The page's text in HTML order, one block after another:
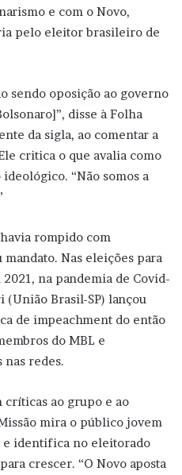
e com o Novo,
pelo eleitor brasileiro de
sendo oposição ao governo
disse à Folha
da sigla, ao comentar a
critica o que avalia como
“Não somos a
rompido com
Nas eleições para
na pandemia de Covid-
(União Brasil-SP) lançou
de impeachment do então
do MBL e
nas redes.
críticas ao grupo e ao
mira o público jovem
e identifica no eleitorado
crescer. “O Novo aposta